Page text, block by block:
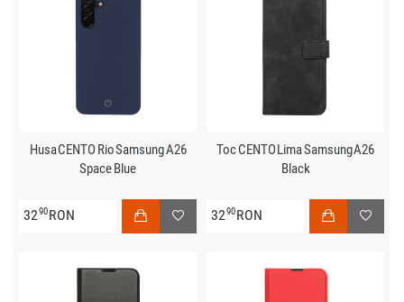
Husa CENTO Rio Samsung A26
Space Blue
3290RON
Toc CENTO Lima Samsung A26
Black
3290RON